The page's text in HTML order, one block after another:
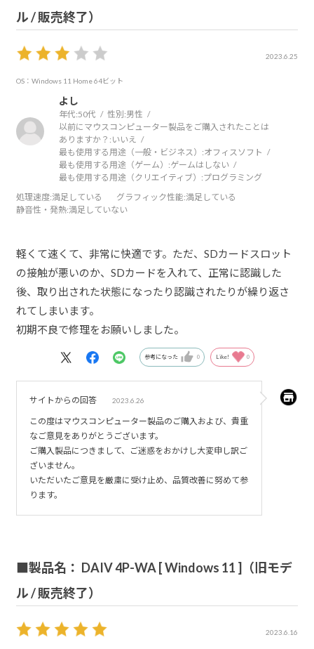
ル / 販売終了）
2023.6.25
OS：Windows 11 Home 64ビット
よし
年代:50代 性別:男性
以前にマウスコンピューター製品をご購入されたことは
ありますか？: いいえ
最も使用する用途（一般・ビジネス）:オフィスソフト
最も使用する用途（ゲーム）:ゲームはしない
最も使用する用途（クリエイティブ）:プログラミング
処理速度:満足している グラフィック性能:満足している
静音性・発熱:満足していない
軽くて速くて、非常に快適です。ただ、SDカードスロット
の接触が悪いのか、SDカードを入れて、正常に認識した
後、取り出された状態になったり認識されたりが繰り返さ
れてしまいます。
初期不良で修理をお願いしました。
参考になった 0 Like! 0
サイトからの回答 2023.6.26
この度はマウスコンピューター製品のご購入および、貴重
なご意見をありがとうございます。
ご購入製品につきまして、ご迷惑をおかけし大変申し訳ご
ざいません。
いただいたご意見を厳粛に受け止め、品質改善に努めて参
ります。
■製品名： DAIV 4P-WA [ Windows 11 ]（旧モデ
ル / 販売終了）
2023.6.16